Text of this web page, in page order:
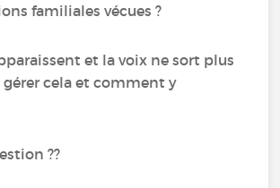
familiales vécues ?
et la voix ne sort plus
gérer cela et comment y
??